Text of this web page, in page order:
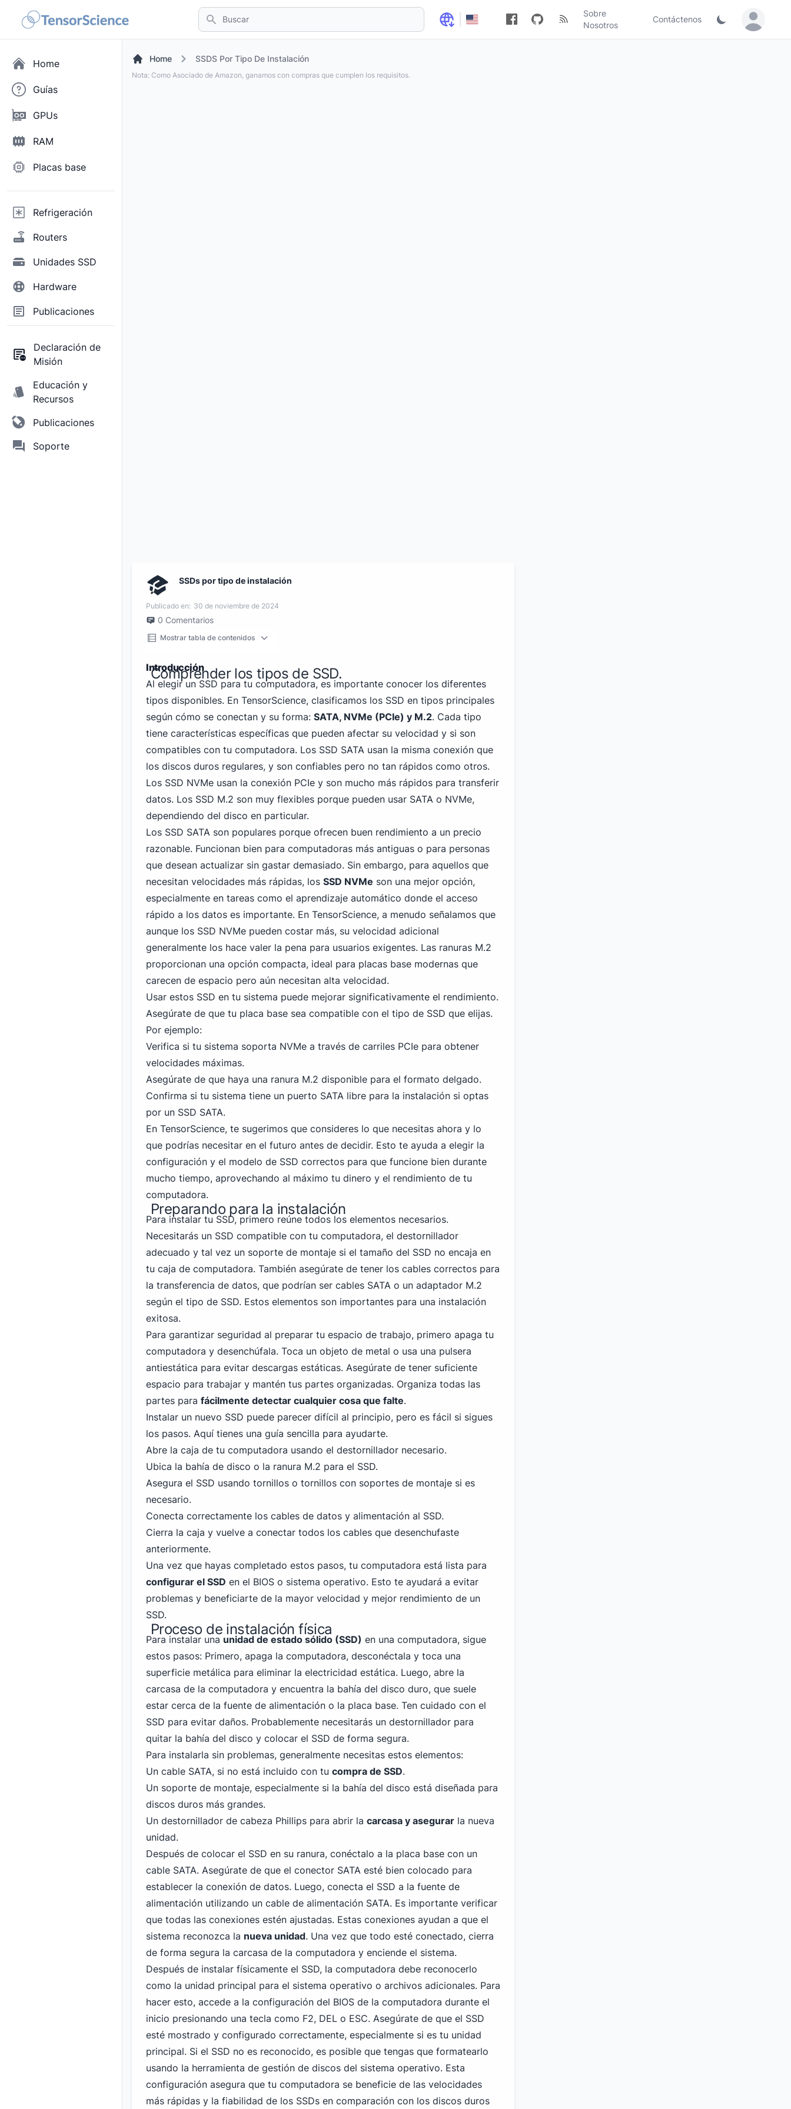
Buscar
Sobre
Nosotros
Contáctenos Sign in /
Home
Guías
GPUs
RAM
Placas base
Refrigeración
Routers
Unidades SSD
Hardware
Publicaciones
Declaración de
Misión
Educación y
Recursos
Publicaciones
Soporte
Home SSDS Por Tipo De Instalación
Nota: Como Asociado de Amazon, ganamos con compras que cumplen los requisitos.
SSDs por tipo de instalación
Publicado en: 30 de noviembre de 2024
0 Comentarios
Mostrar tabla de contenidos
Introducción
Comprender los tipos de SSD.
Al elegir un SSD para tu computadora, es importante conocer los diferentes
tipos disponibles. En TensorScience, clasificamos los SSD en tipos principales
según cómo se conectan y su forma: SATA, NVMe (PCIe) y M.2. Cada tipo
tiene características específicas que pueden afectar su velocidad y si son
compatibles con tu computadora. Los SSD SATA usan la misma conexión que
los discos duros regulares, y son confiables pero no tan rápidos como otros.
Los SSD NVMe usan la conexión PCIe y son mucho más rápidos para transferir
datos. Los SSD M.2 son muy flexibles porque pueden usar SATA o NVMe,
dependiendo del disco en particular.
Los SSD SATA son populares porque ofrecen buen rendimiento a un precio
razonable. Funcionan bien para computadoras más antiguas o para personas
que desean actualizar sin gastar demasiado. Sin embargo, para aquellos que
necesitan velocidades más rápidas, los SSD NVMe son una mejor opción,
especialmente en tareas como el aprendizaje automático donde el acceso
rápido a los datos es importante. En TensorScience, a menudo señalamos que
aunque los SSD NVMe pueden costar más, su velocidad adicional
generalmente los hace valer la pena para usuarios exigentes. Las ranuras M.2
proporcionan una opción compacta, ideal para placas base modernas que
carecen de espacio pero aún necesitan alta velocidad.
Usar estos SSD en tu sistema puede mejorar significativamente el rendimiento.
Asegúrate de que tu placa base sea compatible con el tipo de SSD que elijas.
Por ejemplo:
Verifica si tu sistema soporta NVMe a través de carriles PCIe para obtener
velocidades máximas.
Asegúrate de que haya una ranura M.2 disponible para el formato delgado.
Confirma si tu sistema tiene un puerto SATA libre para la instalación si optas
por un SSD SATA.
En TensorScience, te sugerimos que consideres lo que necesitas ahora y lo
que podrías necesitar en el futuro antes de decidir. Esto te ayuda a elegir la
configuración y el modelo de SSD correctos para que funcione bien durante
mucho tiempo, aprovechando al máximo tu dinero y el rendimiento de tu
computadora.
Preparando para la instalación
Para instalar tu SSD, primero reúne todos los elementos necesarios.
Necesitarás un SSD compatible con tu computadora, el destornillador
adecuado y tal vez un soporte de montaje si el tamaño del SSD no encaja en
tu caja de computadora. También asegúrate de tener los cables correctos para
la transferencia de datos, que podrían ser cables SATA o un adaptador M.2
según el tipo de SSD. Estos elementos son importantes para una instalación
exitosa.
Para garantizar seguridad al preparar tu espacio de trabajo, primero apaga tu
computadora y desenchúfala. Toca un objeto de metal o usa una pulsera
antiestática para evitar descargas estáticas. Asegúrate de tener suficiente
espacio para trabajar y mantén tus partes organizadas. Organiza todas las
partes para fácilmente detectar cualquier cosa que falte.
Instalar un nuevo SSD puede parecer difícil al principio, pero es fácil si sigues
los pasos. Aquí tienes una guía sencilla para ayudarte.
Abre la caja de tu computadora usando el destornillador necesario.
Ubica la bahía de disco o la ranura M.2 para el SSD.
Asegura el SSD usando tornillos o tornillos con soportes de montaje si es
necesario.
Conecta correctamente los cables de datos y alimentación al SSD.
Cierra la caja y vuelve a conectar todos los cables que desenchufaste
anteriormente.
Una vez que hayas completado estos pasos, tu computadora está lista para
configurar el SSD en el BIOS o sistema operativo. Esto te ayudará a evitar
problemas y beneficiarte de la mayor velocidad y mejor rendimiento de un
SSD.
Proceso de instalación física
Para instalar una unidad de estado sólido (SSD) en una computadora, sigue
estos pasos: Primero, apaga la computadora, desconéctala y toca una
superficie metálica para eliminar la electricidad estática. Luego, abre la
carcasa de la computadora y encuentra la bahía del disco duro, que suele
estar cerca de la fuente de alimentación o la placa base. Ten cuidado con el
SSD para evitar daños. Probablemente necesitarás un destornillador para
quitar la bahía del disco y colocar el SSD de forma segura.
Para instalarla sin problemas, generalmente necesitas estos elementos:
Un cable SATA, si no está incluido con tu compra de SSD.
Un soporte de montaje, especialmente si la bahía del disco está diseñada para
discos duros más grandes.
Un destornillador de cabeza Phillips para abrir la carcasa y asegurar la nueva
unidad.
Después de colocar el SSD en su ranura, conéctalo a la placa base con un
cable SATA. Asegúrate de que el conector SATA esté bien colocado para
establecer la conexión de datos. Luego, conecta el SSD a la fuente de
alimentación utilizando un cable de alimentación SATA. Es importante verificar
que todas las conexiones estén ajustadas. Estas conexiones ayudan a que el
sistema reconozca la nueva unidad. Una vez que todo esté conectado, cierra
de forma segura la carcasa de la computadora y enciende el sistema.
Después de instalar físicamente el SSD, la computadora debe reconocerlo
como la unidad principal para el sistema operativo o archivos adicionales. Para
hacer esto, accede a la configuración del BIOS de la computadora durante el
inicio presionando una tecla como F2, DEL o ESC. Asegúrate de que el SSD
esté mostrado y configurado correctamente, especialmente si es tu unidad
principal. Si el SSD no es reconocido, es posible que tengas que formatearlo
usando la herramienta de gestión de discos del sistema operativo. Esta
configuración asegura que tu computadora se beneficie de las velocidades
más rápidas y la fiabilidad de los SSDs en comparación con los discos duros